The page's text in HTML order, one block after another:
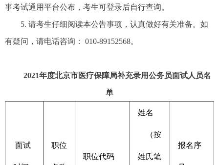
事考试通用平台公布，考生可登录后自行查询。
5. 请考生仔细阅读本公告事项，认真做好有关准备。如
有疑问，请电话咨询： 010-89152568。
2021年度北京市医疗保障局补充录用公务员面试人员名
单
面试 职位
职位代码
姓名
（按
姓氏笔
报名序